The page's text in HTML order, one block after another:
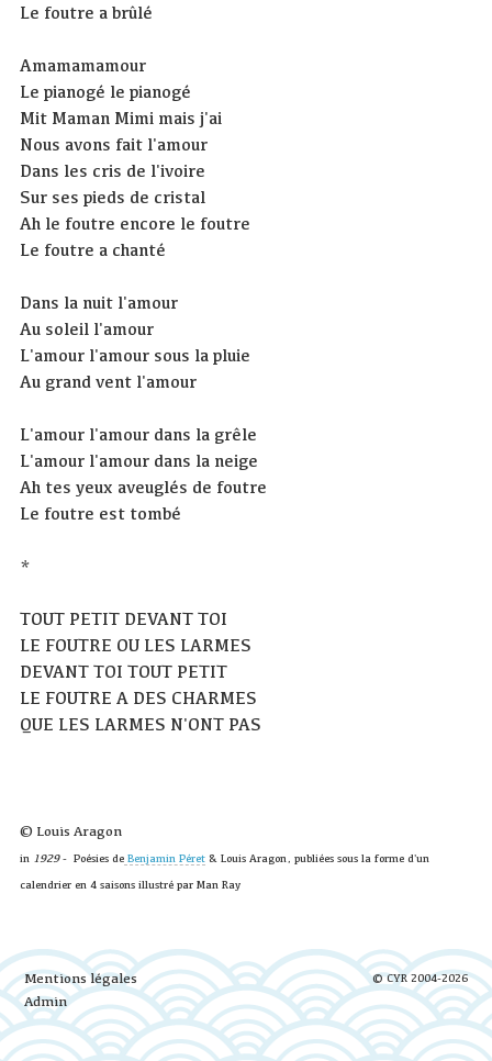
Le foutre a brûlé
Amamamamour
Le pianogé le pianogé
Mit Maman Mimi mais j'ai
Nous avons fait l'amour
Dans les cris de l'ivoire
Sur ses pieds de cristal
Ah le foutre encore le foutre
Le foutre a chanté
Dans la nuit l'amour
Au soleil l'amour
L'amour l'amour sous la pluie
Au grand vent l'amour
L'amour l'amour dans la grêle
L'amour l'amour dans la neige
Ah tes yeux aveuglés de foutre
Le foutre est tombé
*
TOUT PETIT DEVANT TOI
LE FOUTRE OU LES LARMES
DEVANT TOI TOUT PETIT
LE FOUTRE A DES CHARMES
QUE LES LARMES N'ONT PAS
© Louis Aragon
in 1929- Poésies de Benjamin Péret & Louis Aragon, publiées sous la forme d'un
calendrier en 4 saisons illustré par Man Ray
© CYR 2004-2026
Mentions légales
Admin